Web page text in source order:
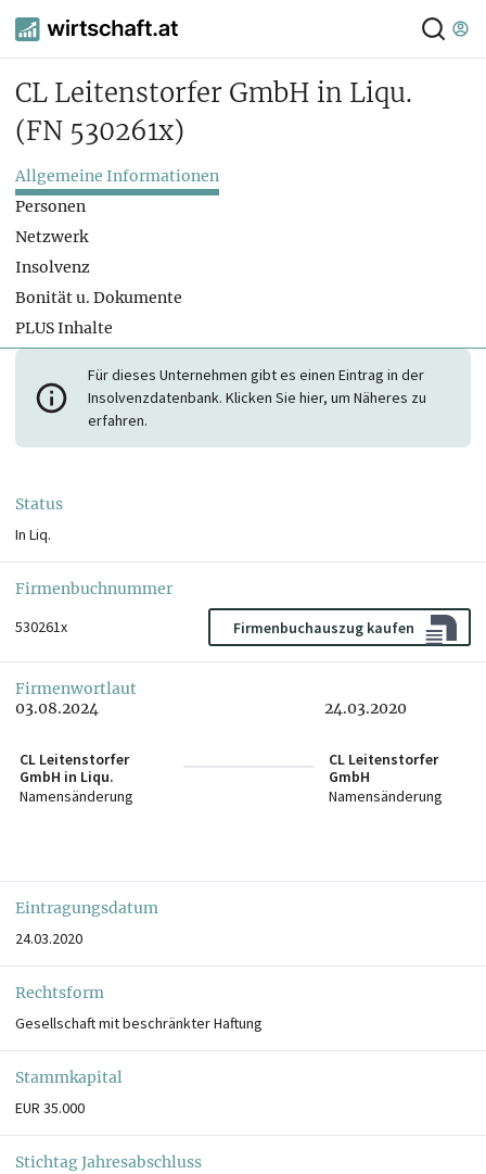
CL Leitenstorfer GmbH in Liqu.
(FN 530261x)
Allgemeine Informationen
Personen
Netzwerk
Insolvenz
Bonität u. Dokumente
PLUS Inhalte
Für dieses Unternehmen gibt es einen Eintrag in der
Insolvenzdatenbank. Klicken Sie hier, um Näheres zu
erfahren.
Status
In Liq.
Firmenbuchnummer
530261x
Firmenbuchauszug kaufen
Firmenwortlaut
03.08.2024
CL Leitenstorfer
GmbH in Liqu.
Namensänderung
24.03.2020
CL Leitenstorfer
GmbH
Namensänderung
Eintragungsdatum
24.03.2020
Rechtsform
Gesellschaft mit beschränkter Haftung
Stammkapital
EUR 35.000
Stichtag Jahresabschluss